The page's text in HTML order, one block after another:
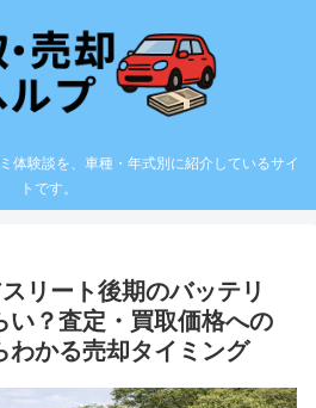
体験談を、車種・年式別に紹介しているサイ
トです。
リート後期のバッテリ
い？査定・買取価格への
わかる売却タイミング